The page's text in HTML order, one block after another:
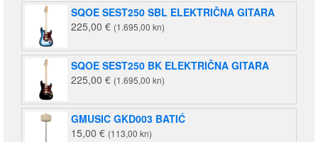
SQOE SEST250 SBL ELEKTRIČNA GITARA
225,00 € (1.695,00 kn)
SQOE SEST250 BK ELEKTRIČNA GITARA
225,00 € (1.695,00 kn)
GMUSIC GKD003 BATIĆ
15,00 € (113,00 kn)